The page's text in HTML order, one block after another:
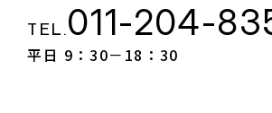
TEL.011-204-
平日 9：30－18：30